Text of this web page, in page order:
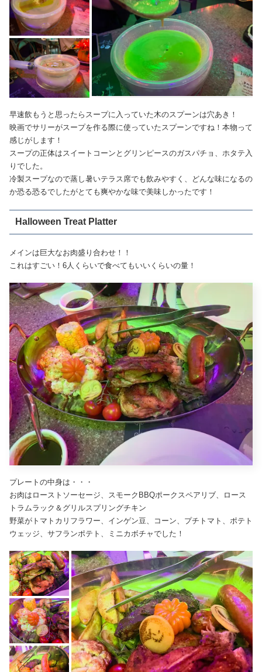
早速飲もうと思ったらスープに入っていた木のスプーンは穴あき！
映画でサリーがスープを作る際に使っていたスプーンですね！本物って
感じがします！
スープの正体はスイートコーンとグリンピースのガスパチョ、ホタテ入
りでした。
冷製スープなので蒸し暑いテラス席でも飲みやすく、どんな味になるの
か恐る恐るでしたがとても爽やかな味で美味しかったです！
Halloween Treat Platter
メインは巨大なお肉盛り合わせ！！
これはすごい！6人くらいで食べてもいいくらいの量！
プレートの中身は・・・
お肉はローストソーセージ、スモークBBQポークスペアリブ、ロース
トラムラック＆グリルスプリングチキン
野菜がトマトカリフラワー、インゲン豆、コーン、プチトマト、ポテト
ウェッジ、サフランポテト、ミニカボチャでした！